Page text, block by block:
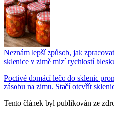
Neznám lepší způsob, jak
sklenice v zimě mizí rychlostí
Poctivé domácí lečo do sklenic
zásobu na zimu. Stačí otevřít
Tento článek byl publikován ze